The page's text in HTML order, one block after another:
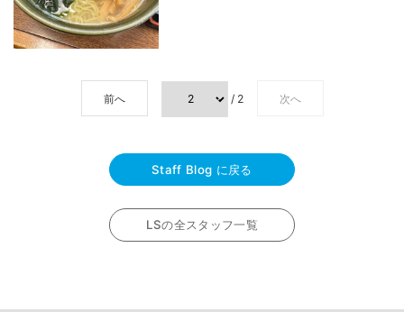
前へ / 2 次へ
Staff Blog に戻る
LSの全スタッフ一覧